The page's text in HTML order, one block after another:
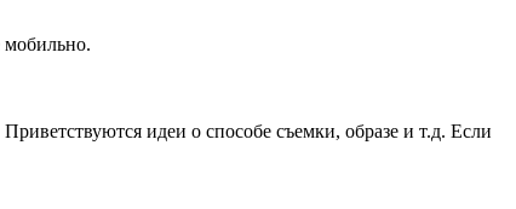
идеи о способе съемки, образе и т.д. Если